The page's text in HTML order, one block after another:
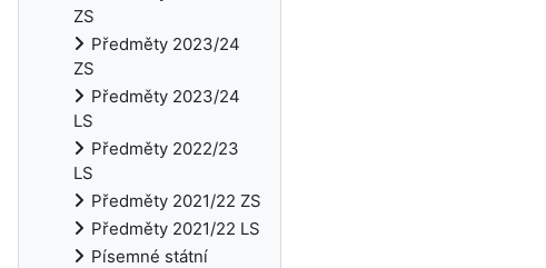
ZS
Předměty 2023/24
ZS
Předměty 2023/24
LS
Předměty 2022/23
LS
Předměty 2021/22 ZS
Předměty 2021/22 LS
Písemné státní